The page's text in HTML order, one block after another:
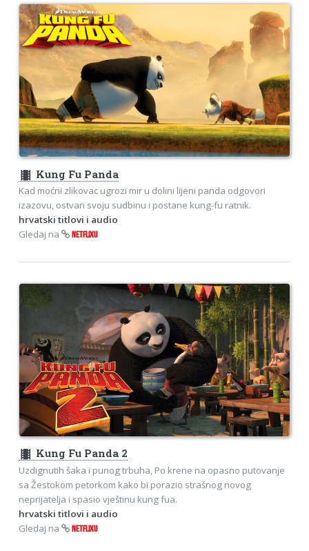
theaters Kung Fu Panda
Kad moćni zlikovac ugrozi mir u dolini lijeni panda odgovori
izazovu, ostvari svoju sudbinu i postane kung-fu ratnik.
hrvatski titlovi i audio
Gledaj na
NETFLIXU
theaters Kung Fu Panda 2
Uzdignutih šaka i punog trbuha, Po krene na opasno putovanje
sa Žestokom petorkom kako bi porazio strašnog novog
neprijatelja i spasio vještinu kung fua.
hrvatski titlovi i audio
Gledaj na
NETFLIXU